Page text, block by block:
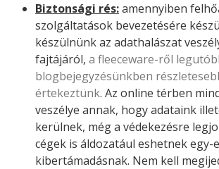
Biztonsági rés:amennyiben
szolgáltatások bevezetésére
készülnünk az adathalászat
fajtájáról, a fleeceware-ről
blogbejegyzésünkben
értekeztünk. Az online térben
veszélye annak, hogy adataink
kerülnek, még a védekezésre
cégek is áldozatául eshetnek egy-
kibertámadásnak. Nem kell